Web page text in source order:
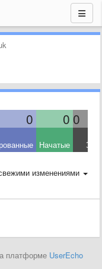
0 0 0
Начатые
изменениями
платформе UserEcho